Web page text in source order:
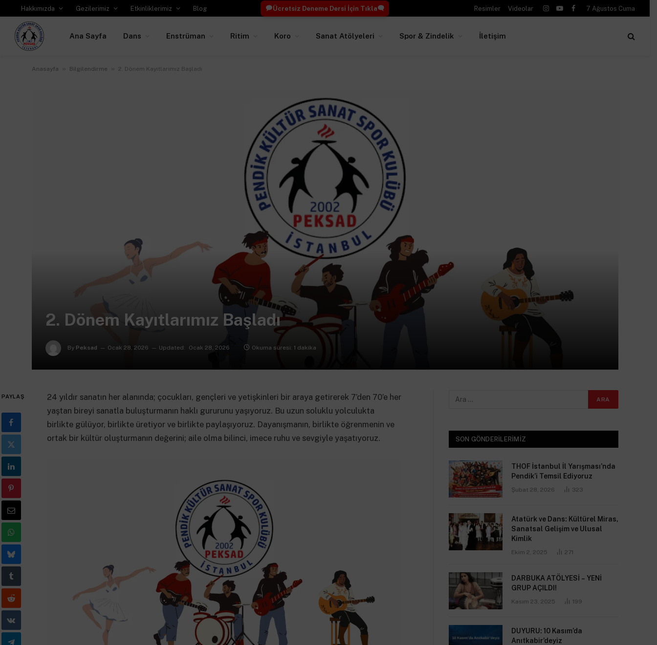
Hakkımızda Gezilerimiz Etkinliklerimiz Blog Ücretsiz Deneme Dersi İçin Tıkla Resimler Videolar
Instagram
YouTubeFacebook
7 Ağustos Cuma
Ana Sayfa Dans Enstrüman Ritim Koro Sanat Atölyeleri Spor & Zindelik İletişim
Anasayfa » Bilgilendirme » 2. Dönem Kayıtlarımız Başladı
2. Dönem Kayıtlarımız Başladı
By Peksad Ocak 28, 2026 Updated: Ocak 28, 2026 Okuma süresi: 1 dakika
PAYLAŞ
24 yıldır sanatın her alanında; çocukları, gençleri ve yetişkinleri bir araya getirerek 7’den 70’e her
yaştan bireyi sanatla buluşturmanın haklı gururunu yaşıyoruz. Bu uzun soluklu yolculukta
birlikte gülüyor, birlikte üretiyor ve birlikte paylaşıyoruz. Dayanışmanın, birlikte öğrenmenin ve
ortak bir kültür oluşturmanın değerini; aile olma bilinci, imece ruhu ve sevgiyle yaşatıyoruz.
SON GÖNDERILERIMIZ
THOF İstanbul İl Yarışması’nda
Pendik’i Temsil Ediyoruz
Şubat 28, 2026 323
Atatürk ve Dans: Kültürel Miras,
Sanatsal Gelişim ve Ulusal
Kimlik
Ekim 2, 2025 271
DARBUKA ATÖLYESİ – YENİ
GRUP AÇILDI!
Kasım 23, 2025 199
DUYURU: 10 Kasım’da
Anıtkabir’deyiz